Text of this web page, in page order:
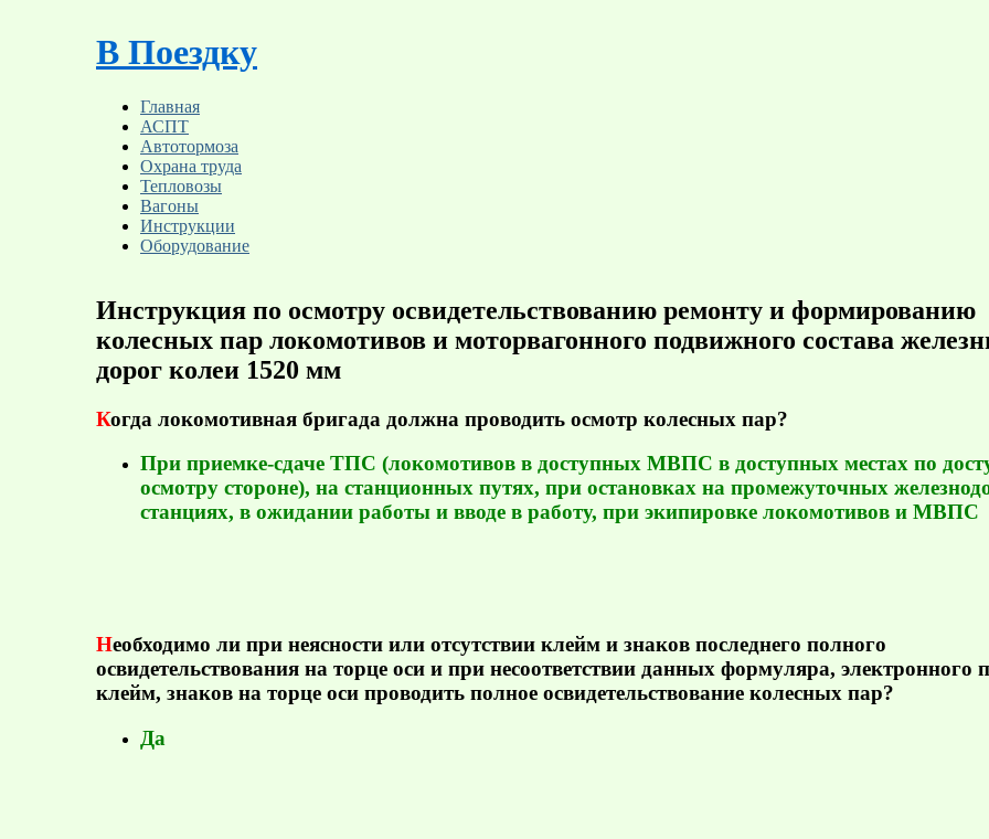
В Поездку
Главная
АСПТ
Автотормоза
Охрана труда
Тепловозы
Вагоны
Инструкции
Оборудование
Инструкция по осмотру освидетельствованию ремонту и формированию
колесных пар локомотивов и моторвагонного подвижного состава
дорог колеи 1520 мм
Когда локомотивная бригада должна проводить осмотр колесных пар?
При приемке-сдаче ТПС (локомотивов в доступных МВПС в доступных местах по
осмотру стороне), на станционных путях, при остановках на промежуточных
станциях, в ожидании работы и вводе в работу, при экипировке локомотивов и МВПС
Необходимо ли при неясности или отсутствии клейм и знаков последнего полного
освидетельствования на торце оси и при несоответствии данных формуляра, электронного
клейм, знаков на торце оси проводить полное освидетельствование колесных пар?
Да